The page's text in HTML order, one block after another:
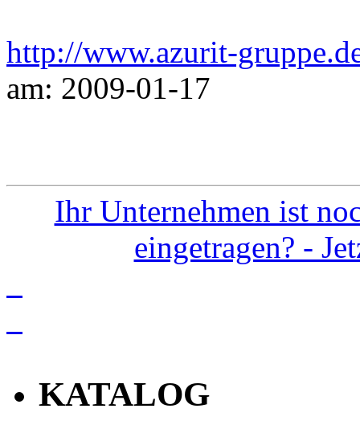
http://www.azurit-
am: 2009-01-17
Ihr Unternehmen ist
eingetragen? -
KATALOG